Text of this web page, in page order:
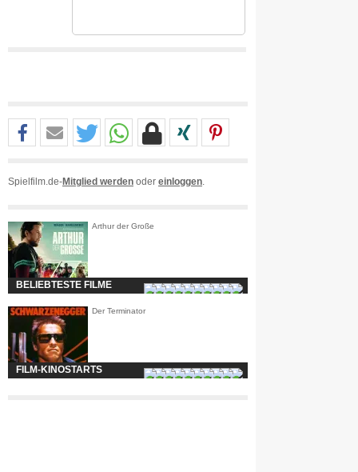
Spielfilm.de-Mitglied werden oder einloggen
Arthur der Große
BELIEBTESTE FILME
Der Terminator
FILM-KINOSTARTS